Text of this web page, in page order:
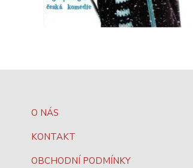
O NÁS
KONTAKT
OBCHODNÍ PODMÍNKY